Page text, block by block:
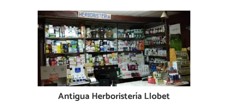
Antigua Herboristería Llobet